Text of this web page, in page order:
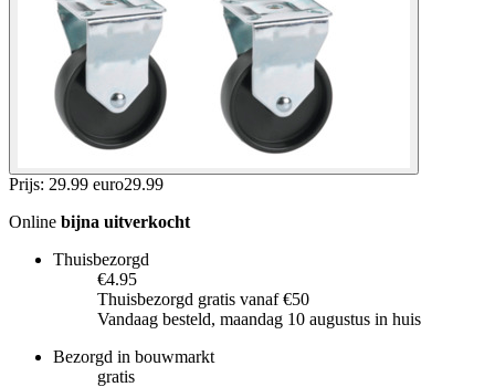
Prijs: 29.99 euro29.99
Online bijna uitverkocht
Thuisbezorgd
€4.95
Thuisbezorgd gratis vanaf €50
Vandaag besteld, maandag 10 augustus in huis
Bezorgd in bouwmarkt
gratis